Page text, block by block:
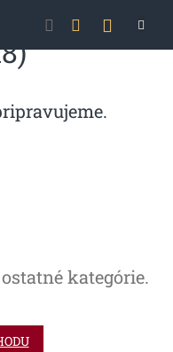
kategórie.